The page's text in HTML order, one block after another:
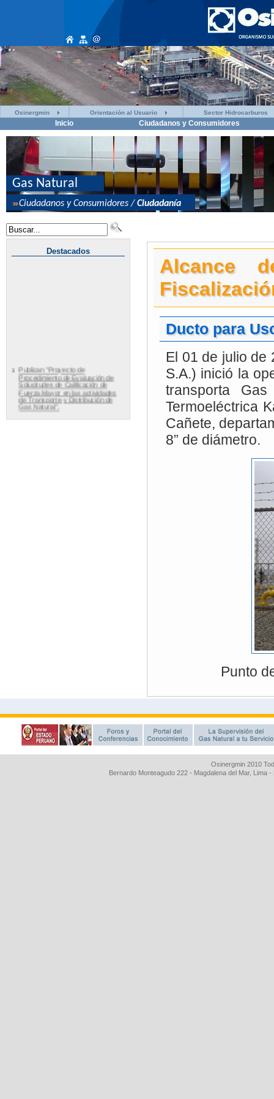
Osinergmin Orientación al Usuario Sector Hidrocarburos
Inicio Ciudadanos y Consumidores
Osinergmin 2010
Bernardo Monteagudo 222 - Magdalena del Mar, Lima